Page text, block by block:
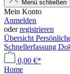
Menü schließen
Mein Konto
Anmelden
oderregistrieren
Übersicht
Schnellerfassung
0,00 €*
Home